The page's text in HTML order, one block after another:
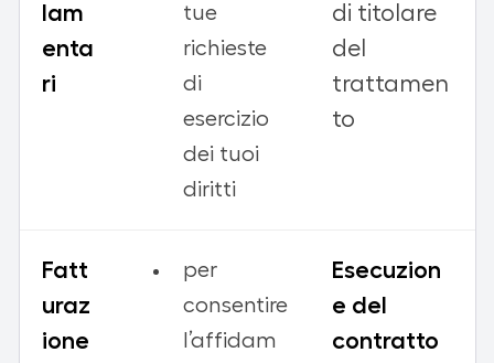
lam
enta
ri
tue
richieste
di
esercizio
dei tuoi
diritti
di titolare
del
trattamen
to
Fatt
uraz
ione
per
consentire
l’affidam
Esecuzion
e del
contratto